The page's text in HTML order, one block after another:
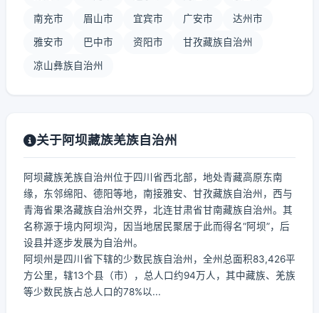
南充市 眉山市 宜宾市 广安市 达州市
雅安市 巴中市 资阳市 甘孜藏族自治州
凉山彝族自治州
关于阿坝藏族羌族自治州
阿坝藏族羌族自治州位于四川省西北部，地处青藏高原东南
缘，东邻绵阳、德阳等地，南接雅安、甘孜藏族自治州，西与
青海省果洛藏族自治州交界，北连甘肃省甘南藏族自治州。其
名称源于境内阿坝沟，因当地居民聚居于此而得名“阿坝”，后
设县并逐步发展为自治州。
阿坝州是四川省下辖的少数民族自治州，全州总面积83,426平
方公里，辖13个县（市），总人口约94万人，其中藏族、羌族
等少数民族占总人口的78%以...